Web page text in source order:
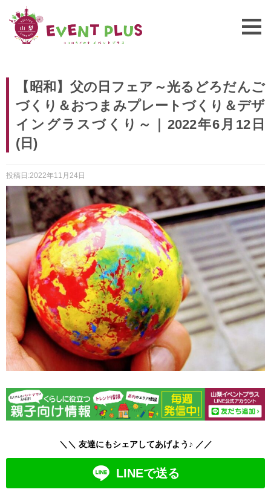
【昭和】父の日フェア～光るどろだんご
づくり＆おつまみプレートづくり＆デザ
イングラスづくり～｜2022年6月12日
(日)
投稿日:2022年11月24日
＼＼ 友達にもシェアしてあげよう♪ ／／
LINEで送る